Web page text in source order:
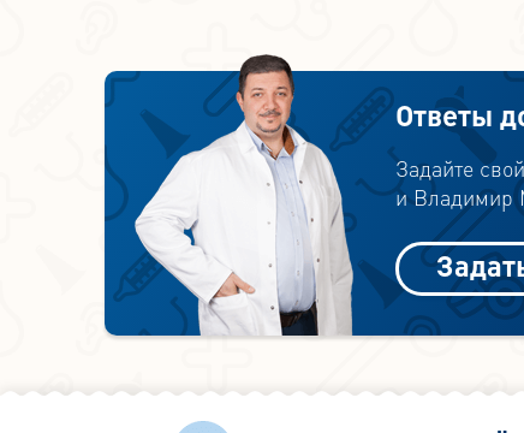
Ответы
Задайте
и Владимир